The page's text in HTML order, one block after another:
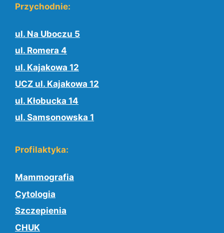
Przychodnie:
ul. Na Uboczu 5
ul. Romera 4
ul. Kajakowa 12
UCZ ul. Kajakowa 12
ul. Kłobucka 14
ul. Samsonowska 1
Profilaktyka:
Mammografia
Cytologia
Szczepienia
CHUK